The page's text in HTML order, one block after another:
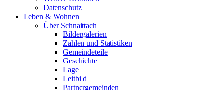
Datenschutz
Leben & Wohnen
Über Schnaittach
Bildergalerien
Zahlen und Statistiken
Gemeindeteile
Geschichte
Lage
Leitbild
Partnergemeinden